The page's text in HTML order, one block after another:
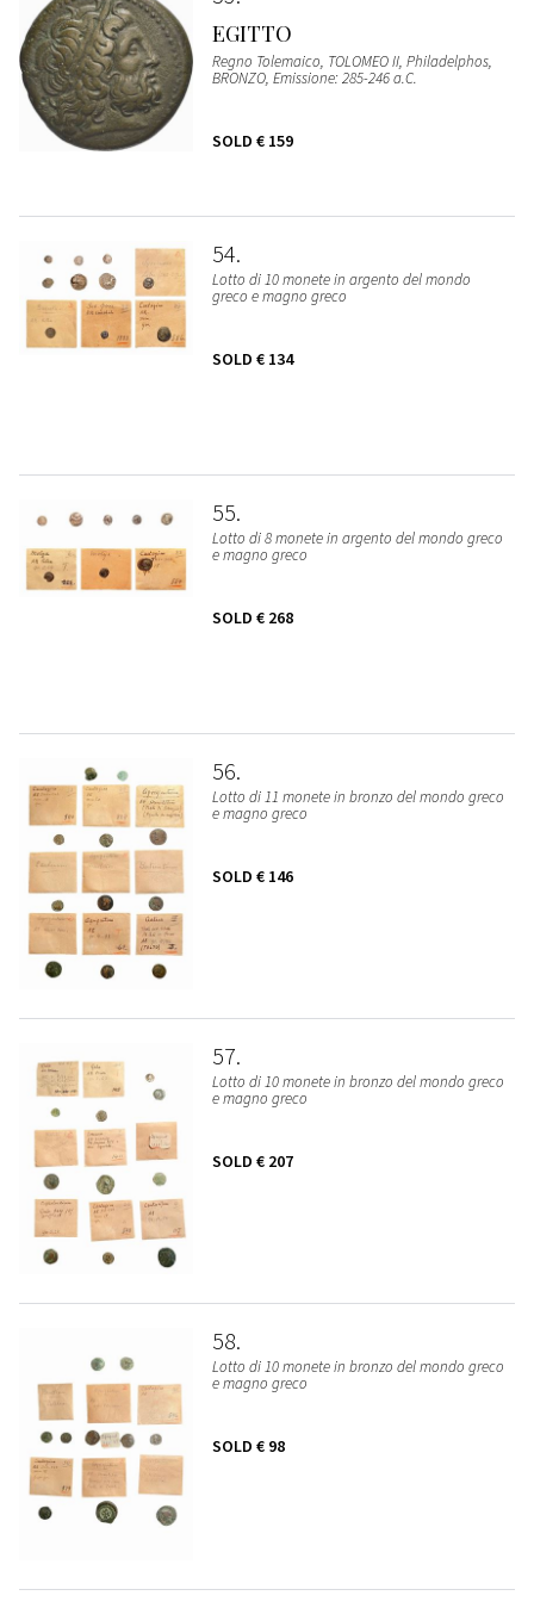
EGITTO
Regno Tolemaico, TOLOMEO II, Philadelphos,
BRONZO, Emissione: 285-246 a.C.
SOLD € 159
54
Lotto di 10 monete in argento del mondo
greco e magno greco
SOLD € 134
55
Lotto di 8 monete in argento del mondo greco
e magno greco
SOLD € 268
56
Lotto di 11 monete in bronzo del mondo greco
e magno greco
SOLD € 146
57
Lotto di 10 monete in bronzo del mondo greco
e magno greco
SOLD € 207
58
Lotto di 10 monete in bronzo del mondo greco
e magno greco
SOLD € 98